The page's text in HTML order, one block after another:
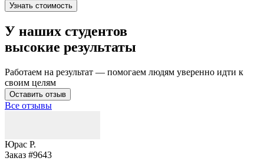
Узнать стоимость
У наших студентов
высокие результаты
Работаем на результат — помогаем людям уверенно идти к
своим целям
Оставить отзыв
Все отзывы
Юрас Р.
Заказ #9643